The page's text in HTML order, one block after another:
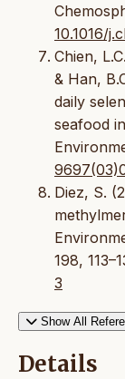
10.1016/
Chien,
& Han,
daily
seafood
Diez, S.
198,
3
Show All
Details